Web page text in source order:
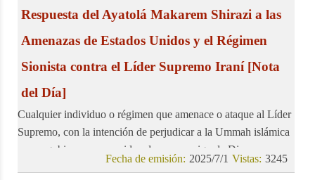
Respuesta del Ayatolá Makarem Shirazi a las
Amenazas de Estados Unidos y el Régimen
Sionista contra el Líder Supremo Iraní[Nota
del Día]
Cualquier individuo o régimen que amenace o ataque al Líder
Supremo, con la intención de perjudicar a la Ummah islámica
y a su gobierno, es considerado un enemigo de Dios.
3245
Vistas:
2025/7/1
Fecha de emisión: